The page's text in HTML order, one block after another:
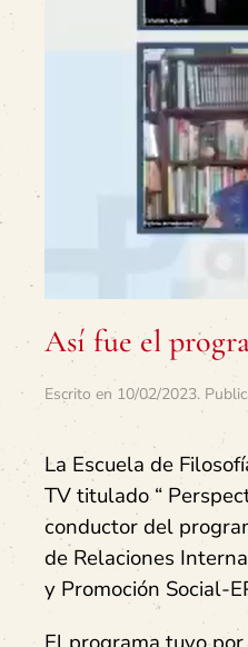
Así fue el
Escrito en 10/02/2023.
La Escuela de
TV titulado “
conductor del
de Relaciones
y Promoción Social-